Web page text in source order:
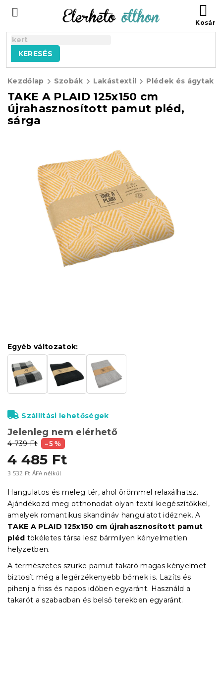
tartalomhoz
KERESÉS
Kezdőlap Szobák Lakástextil Plédek és
TAKE A PLAID 125x150 cm
újrahasznosított pamut pléd,
sárga
4 739 Ft –5 %
4 485 Ft
3 532 Ft ÁFA nélkül
Jelenleg nem elérhető
Egyéb változatok:
Szállítási lehetőségek
Hangulatos és meleg tér, ahol örömmel relaxálhatsz.
Ajándékozd meg otthonodat olyan textil kiegészítőkkel,
amelyek romantikus skandináv hangulatot idéznek. A
TAKE A PLAID 125x150 cm újrahasznosított pamut
pléd tökéletes társa lesz bármilyen kényelmetlen
helyzetben.
A természetes szürke pamut takaró magas kényelmet
biztosít még a legérzékenyebb bőrnek is. Lazíts és
pihenj a friss és napos időben egyaránt. Használd a
takarót a szabadban és belső terekben egyaránt.